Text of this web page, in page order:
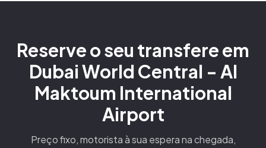
Reserve o seu transfere em
Dubai World Central - Al
Maktoum International
Airport
Preço fixo, motorista à sua espera na chegada,